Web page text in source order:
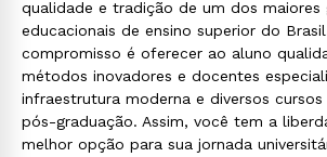
qualidade e tradição de um dos maiores
educacionais de ensino superior do
compromisso é oferecer ao aluno
métodos inovadores e docentes
infraestrutura moderna e diversos
pós-graduação. Assim, você tem a
melhor opção para sua jornada
Rápido e fácil
WhatsApp
ou